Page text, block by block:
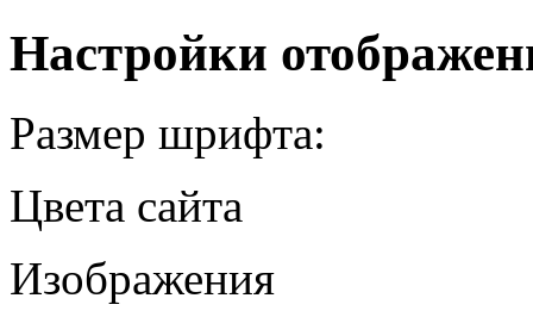
Настройки
Размер шрифта:
Цвета сайта
Изображения